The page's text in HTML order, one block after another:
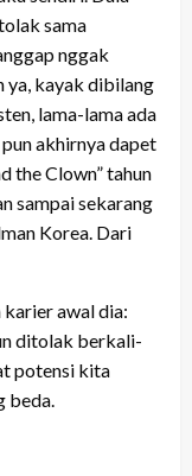
sama
nggak
ya, kayak dibilang
lama-lama ada
akhirnya dapet
the Clown” tahun
sampai sekarang
Korea. Dari
karier awal dia:
ditolak berkali-
potensi kita
beda.